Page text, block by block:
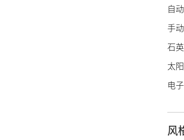
迪奥
宝
博
绰美
古驰
施
阿
自
手
石
太
电
风